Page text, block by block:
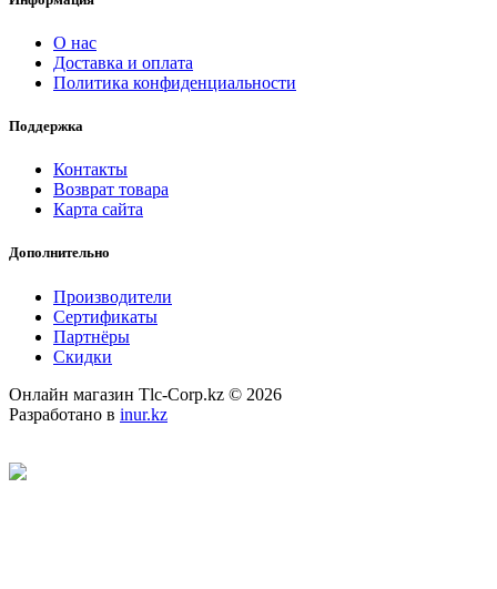
О нас
Доставка и оплата
Политика конфиденциальности
Поддержка
Контакты
Возврат товара
Карта сайта
Дополнительно
Производители
Сертификаты
Партнёры
Скидки
Онлайн магазин Tlc-Corp.kz © 2026
Разработано в inur.kz